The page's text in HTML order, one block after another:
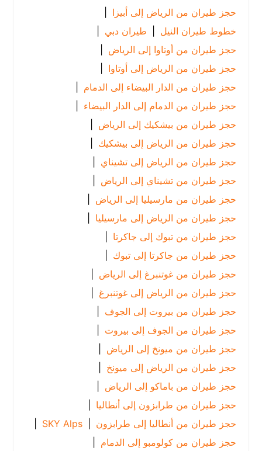
حجز طيران من الرياض إلى أبيزا
خطوط طيران النيل | طيران دبي |
حجز طيران من أوتاوا إلى الرياض
|
حجز طيران من الرياض إلى أوتاوا |
حجز طيران من الدار البيضاء إلى الدمام
|
حجز طيران من الدمام إلى الدار البيضاء |
حجز طيران من بيشكيك إلى الرياض
|
حجز طيران من الرياض إلى بيشكيك |
حجز طيران من الرياض إلى تشيناي |
حجز طيران من تشيناي إلى الرياض
|
حجز طيران من مارسيليا إلى الرياض
|
حجز طيران من الرياض إلى مارسيليا |
حجز طيران من تبوك إلى جاكرتا
|
حجز طيران من جاكرتا إلى تبوك
|
حجز طيران من غوتنبرغ إلى الرياض
|
حجز طيران من الرياض إلى غوتنبرغ |
حجز طيران من بيروت إلى الجوف |
حجز طيران من الجوف إلى بيروت
|
حجز طيران من ميونخ إلى الرياض
|
حجز طيران من الرياض إلى ميونخ |
حجز طيران من باماكو إلى الرياض
|
حجز طيران من طرابزون إلى أنطاليا
|
حجز طيران من أنطاليا إلى طرابزون |
SKY Alps
|
حجز طيران من كولومبو إلى الدمام
|